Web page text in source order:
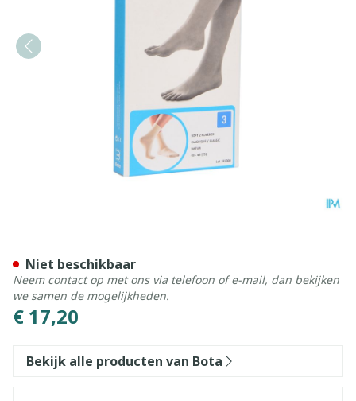
€ 17,20
Niet beschikbaar
Neem contact op met ons via telefoon of e-mail, dan bekijken
we samen de mogelijkheden.
Bekijk alle producten van Bota